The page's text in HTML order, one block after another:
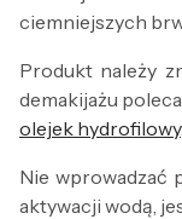
ciemniejszych
Produkt należy
demakijażu
olejek hydrofilowy.
Nie wprowadzać
aktywacji wodą,